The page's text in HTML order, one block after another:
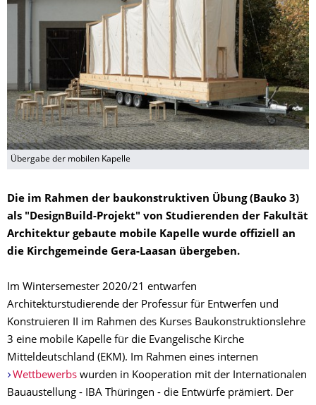
Übergabe der mobilen Kapelle
Die im Rahmen der baukonstruktiven Übung (Bauko 3)
als "DesignBuild-Projekt" von Studierenden der Fakultät
Architektur gebaute mobile Kapelle wurde offiziell an
die Kirchgemeinde Gera-Laasan übergeben.
Im Wintersemester 2020/21 entwarfen
Architekturstudierende der Professur für Entwerfen und
Konstruieren II im Rahmen des Kurses Baukonstruktionslehre
3 eine mobile Kapelle für die Evangelische Kirche
Mitteldeutschland (EKM). Im Rahmen eines internen
Wettbewerbswurden in Kooperation mit der Internationalen
Bauaustellung - IBA Thüringen - die Entwürfe prämiert. Der